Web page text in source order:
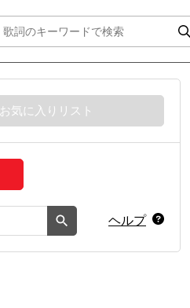
お気に入りリスト
ヘルプ